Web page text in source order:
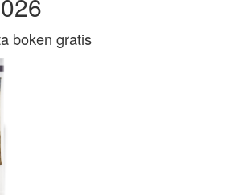
boken gratis